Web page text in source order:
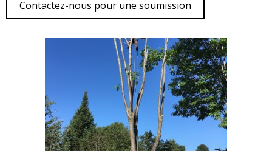
Contactez-nous pour une soumission